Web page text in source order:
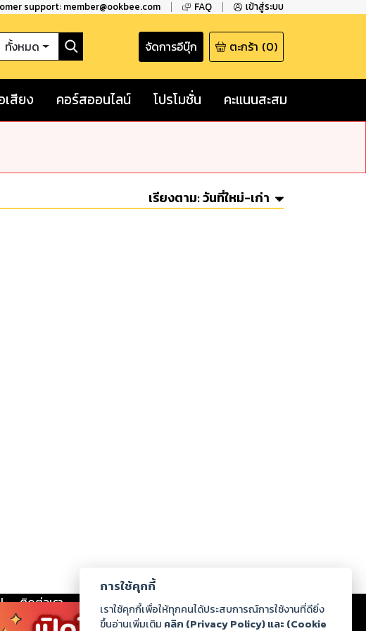
support: member@ookbee.com FAQ เข้าสู่ระบบ
ทั้งหมด จัดการอีบุ๊ก ตะกร้า (0)
สียง คอร์สออนไลน์ โปรโมชั่น คะแนนสะสม
เรียงตาม:วันที่ใหม่-เก่า
| ติดต่อเรา ร่วมงานกับเรา ดาวน์โหลด
การใช้คุกกี้
เราใช้คุกกี้เพื่อให้ทุกคนได้ประสบการณ์การใช้งานที่ดียิ่ง
ขึ้นอ่านเพิ่มเติม คลิก (Privacy Policy) และ (Cookie